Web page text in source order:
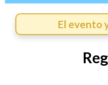
El evento